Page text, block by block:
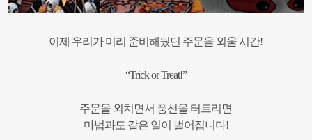
이제 우리가 미리 준비해뒀던 주문을 외울 시간!
“Trick or Treat!”
주문을 외치면서 풍선을 터트리면
마법과도 같은 일이 벌어집니다!